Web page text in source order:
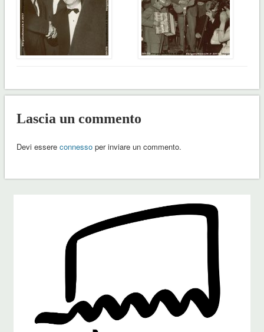
Lascia un commento
Devi essere connessoper inviare un commento.